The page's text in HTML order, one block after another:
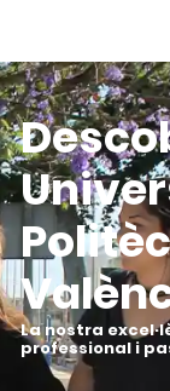
La nostra
professional i